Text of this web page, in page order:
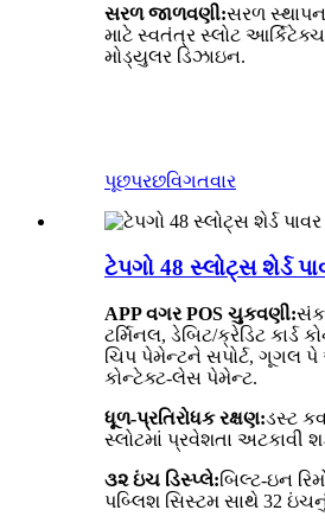
સરળ જાળવણી:સરળ
માટે સ્વતંત્ર સ્લોટ
મોડ્યુલર ડિઝાઇન.
પૂછપરછવિગતવાર
ટેપગો 48 સ્લોટ્સ શેર્ડ
APP વગર POS ચુકવણી:
ટર્મિનલ, ડેબિટ/ક્રેડિટ
ચિપ પેમેન્ટને સપોર્ટ, ગૂગલ
કોન્ટેક્ટ-લેસ પેમેન્ટ.
ધૂળ-પ્રતિરોધક રક્ષણ:ડસ્ટ
સ્લોટમાં પ્રવેશતા અટકાવી
૩૨ ઇંચ ડિસ્પ્લે:બિલ્ટ-ઇન
પબ્લિશ સિસ્ટમ સાથે 32